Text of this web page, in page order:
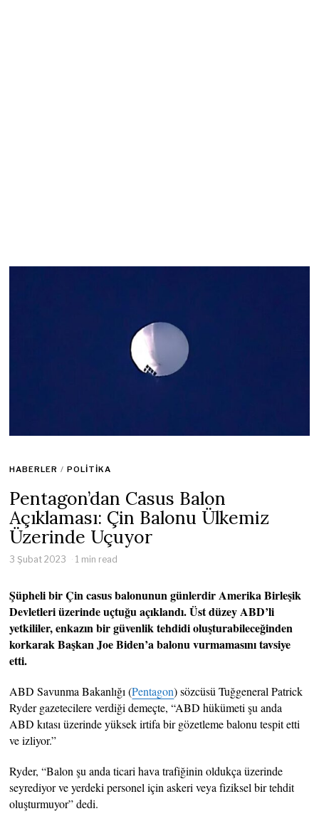
HABERLER / POLITIKA
Pentagon’dan Casus Balon
Açıklaması: Çin Balonu Ülkemiz
Üzerinde Uçuyor
3 Şubat 2023 1 min read
Şüpheli bir Çin casus balonunun günlerdir Amerika Birleşik
Devletleri üzerinde uçtuğu açıklandı. Üst düzey ABD’li
yetkililer, enkazın bir güvenlik tehdidi oluşturabileceğinden
korkarak Başkan Joe Biden’a balonu vurmamasını tavsiye
etti.
ABD Savunma Bakanlığı (Pentagon) sözcüsü Tuğgeneral Patrick
Ryder gazetecilere verdiği demeçte, “ABD hükümeti şu anda
ABD kıtası üzerinde yüksek irtifa bir gözetleme balonu tespit etti
ve izliyor.”
Ryder, “Balon şu anda ticari hava trafiğinin oldukça üzerinde
seyrediyor ve yerdeki personel için askeri veya fiziksel bir tehdit
oluşturmuyor” dedi.